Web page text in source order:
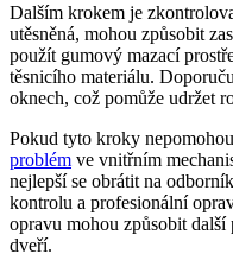
Dalším krokem je
utěsněná, mohou způsobit
použít gumový mazací
těsnicího materiálu.
oknech, což pomůže udržet
Pokud tyto kroky
problém ve vnitřním
nejlepší se obrátit na
kontrolu a profesionální
opravu mohou způsobit další
dveří.